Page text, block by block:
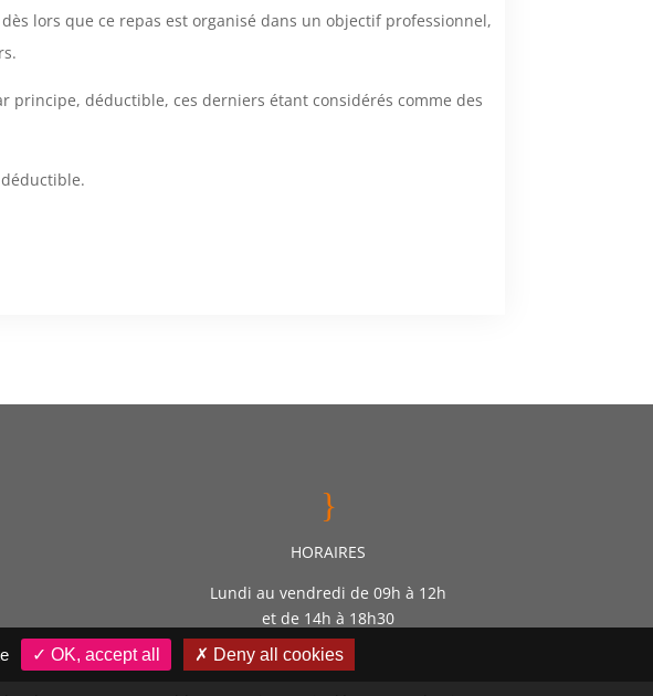
lors que ce repas est organisé dans un objectif professionnel,
principe, déductible, ces derniers étant considérés comme des
}
HORAIRES
Lundi au vendredi de 09h à 12h
et de 14h à 18h30
✓ OK, accept all ✗ Deny all cookies